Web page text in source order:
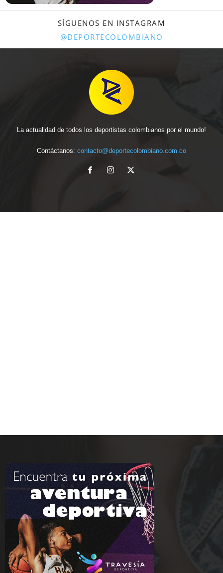
SÍGUENOS EN INSTAGRAM
@DEPORTECOLOMBIANO
La actualidad de todos los deportistas colombianos por el mundo!
Contáctanos: contacto@deportecolombiano.com.co